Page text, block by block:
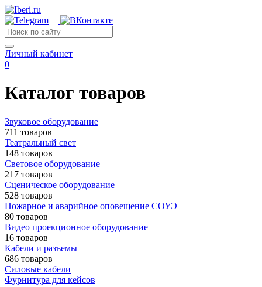
Личный кабинет
0
Каталог товаров
Звуковое оборудование
711 товаров
Театральный свет
148 товаров
Световое оборудование
217 товаров
Сценическое оборудование
528 товаров
Пожарное и аварийное оповещение СОУЭ
80 товаров
Видео проекционное оборудование
16 товаров
Кабели и разъемы
686 товаров
Силовые кабели
Фурнитура для кейсов